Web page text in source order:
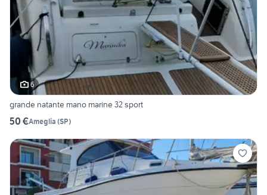
6
grande natante mano marine 32 sport
50 €Ameglia (SP)